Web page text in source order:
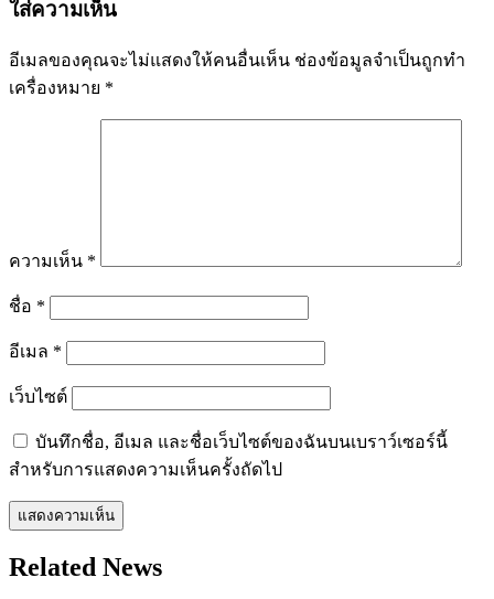
ใส่ความเห็น
อีเมลของคุณจะไม่แสดงให้คนอื่นเห็น ช่องข้อมูลจำเป็นถูกทำ
เครื่องหมาย *
ความเห็น *
ชื่อ *
อีเมล *
เว็บไซต์
บันทึกชื่อ, อีเมล และชื่อเว็บไซต์ของฉันบนเบราว์เซอร์นี้
สำหรับการแสดงความเห็นครั้งถัดไป
Related News